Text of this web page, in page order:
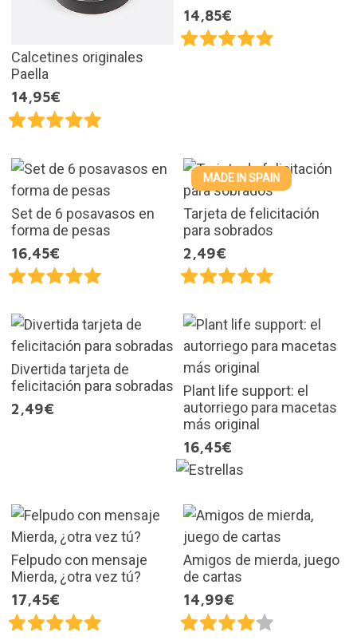
Calcetines originales
Paella
14,95€
14,85€
Set de 6 posavasos en
forma de pesas
16,45€
MADE IN SPAIN
Tarjeta de felicitación
para sobrados
2,49€
Divertida tarjeta de
felicitación para sobradas
2,49€
Plant life support: el
autorriego para macetas
más original
16,45€
Felpudo con mensaje
Mierda, ¿otra vez tú?
17,45€
Amigos de mierda, juego
de cartas
14,99€